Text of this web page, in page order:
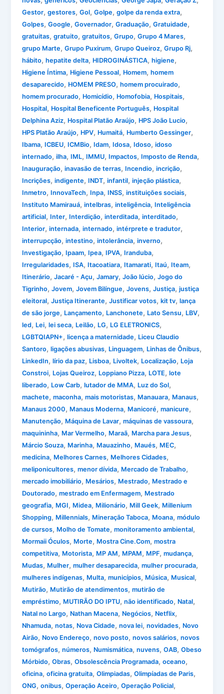
Gestor,gestores,Gol,Golpe,golpe da renda extra,
Golpes,Google,Governador,Graduação,Gratuidade,
gratuitas,gratuito,gratuitos,Grupo,Grupo 4 Mares,
grupo Marte,Grupo Puxirum,Grupo Queiroz,Grupo Rj,
hábito,hepatite delta, HIDROGINÁSTICA,higiene,
Higiene Íntima, Higiene Pessoal, Homem,homem
desaparecido, HOMEM PRESO,homem procuirado,
homem procurado, Homicídio, Homofobia, Hospitais,
Hospital, Hospital Beneficente Português, Hospital
Delphina Aziz, Hospital Platão Araújo, HPS João Lucio,
HPS Platão Araújo, HPV, Humaitá, Humberto Gessinger,
Ibama, ICBEU, ICMBio, Idam, Idosa, Idoso,idoso
internado,ilha, IML, IMMU, Impactos, Imposto de Renda,
Inauguração,inavasão de terras, Incendio,incrição,
Incrições,indigente, INDT,infantil,injeção plástica,
Inmetro, InnovaTech, Inpa, INSS,instituições sociais,
Instituto Mamirauá,intelbras,inteligência, Inteligência
artificial, Inter, Interdição,interditada,interditado,
Interior,internada,internado,intérprete e tradutor,
interrupcção,intestino,intolerância,inverno,
Investigação, Ipaam, Ipea, IPVA, Iranduba,
Irregularidades, ISA, Itacoatiara, Itamarati, Itaú, Iteam,
Itinerário,Jacaré - Açu,Jamary,João lúcio,Jogo do
Tigrinho,Jovem,Jovem Bilíngue,Jovens,Justiça,justiça
eleitoral,Justiça Itinerante,Justificar votos,kit tv,lança
de são jorge, Lançamento, Lanchonete, Lato Sensu, LBV,
led, Lei,lei seca, Leilão, LG, LG ELETRONICS,
LGBTQIAPN+,licença a maternidade, Liceu Claudio
Santoro,ligações abusivas, Linguagem, Linhas de Ônibus,
LinkedIn,lírio da paz, Lisboa, Livoltek, Localização, Loja
Constroi, Lojas Queiroz, Loppiano Pizza, LOTE,lote
liberado, Low Carb,lutador de MMA, Luz do Sol,
machete,maconha,mais motoristas, Manauara, Manaus,
Manaus 2000, Manaus Moderna, Manicoré,manicure,
Manutenção, Máquina de Lavar,máquinas de vassoura,
maquininha, Mar Vermelho, Maraã, Marcha para Jesus,
Márcio Souza, Marinha, Mauazinho, Maués, MEC,
medicina, Melhores Carnes, Melhores Cidades,
meliponicultores,menor dívida, Mercado de Trabalho,
mercado imobiliário, Mesários, Mestrado, Mestrado e
Doutorado,mestrado em Enfermagem, Mestrado
geografia, MGI, Midea, Milionário, Mill Geek, Millenium
Shopping, Millennials, Mineração Taboca, Moana,módulo
de cursos, Molho de Tomate,monitoramento ambiental,
Mormaii Óculos, Morte, Mostra Cine.Com,mostra
competitiva, Motorista, MP AM, MPAM, MPF,mudança,
Mudas, Mulher,mulher desaparecida,mulher procurada,
mulheres indígenas, Multa,municípios, Música, Musical,
Mutirão, Mutirão de atendimentos,mutirão de
empréstimo, MUTIRÃO DO IPTU,não identificado, Natal,
Natal no Largo, Nathan Macena, Negócios, Netflix,
Nhamuda,notas, Nova Cidade,nova lei,novidades, Novo
Airão, Novo Endereço,novo posto,novos salários,novos
tomógrafos,números, Numismática,nuvens,OAB,Obeso
Mórbido,Obras,Obsolescência Programada,oceano,
oficina,oficina gratuita,Olimpiadas,Olimpíadas de Paris,
ONG,onibus,Operação Aceiro,Operação Policial,